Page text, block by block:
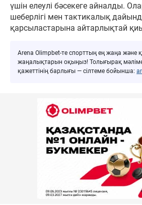
үшін елеулі бәсекеге айналды.
шеберлігі мен тактикалық
қарсыластарына айтарлықтай
Arena Olimpbet-те спорттың ең жаңа және
жаңалықтарын оқыңыз! Толығырақ
қажеттінің барлығы — сілтеме бойынша: